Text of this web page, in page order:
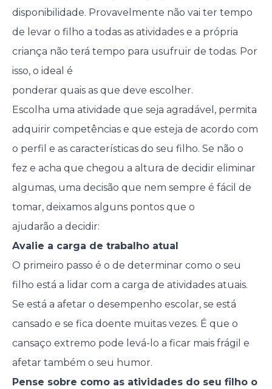
disponibilidade. Provavelmente não vai ter tempo
de levar o filho a todas as atividades e a própria
criança não terá tempo para usufruir de todas. Por
isso, o ideal é
ponderar quais as que deve escolher.
Escolha uma atividade que seja agradável, permita
adquirir competências e que esteja de acordo com
o perfil e as características do seu filho. Se não o
fez e acha que chegou a altura de decidir eliminar
algumas, uma decisão que nem sempre é fácil de
tomar, deixamos alguns pontos que o
ajudarão a decidir:
Avalie a carga de trabalho atual
O primeiro passo é o de determinar como o seu
filho está a lidar com a carga de atividades atuais.
Se está a afetar o desempenho escolar, se está
cansado e se fica doente muitas vezes. É que o
cansaço extremo pode levá-lo a ficar mais frágil e
afetar também o seu humor.
Pense sobre como as atividades do seu filho o